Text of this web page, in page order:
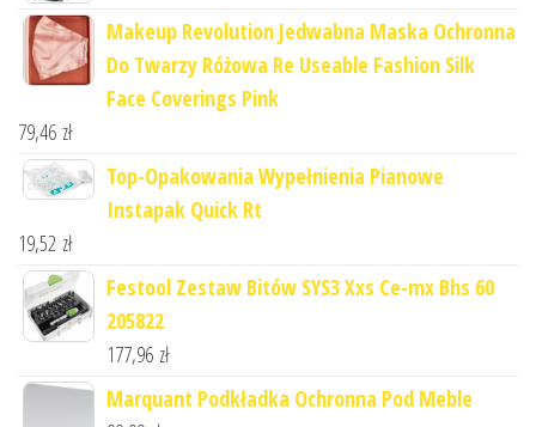
Makeup Revolution Jedwabna Maska Ochronna
Do Twarzy Różowa Re Useable Fashion Silk
Face Coverings Pink
79,46 zł
Top-Opakowania Wypełnienia Pianowe
Instapak Quick Rt
19,52 zł
Festool Zestaw Bitów SYS3 Xxs Ce-mx Bhs 60
205822
177,96 zł
Marquant Podkładka Ochronna Pod Meble